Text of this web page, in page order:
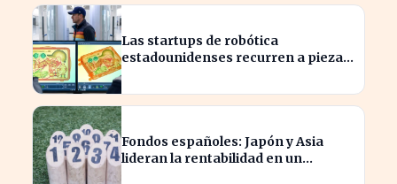
Las startups de robótica
estadounidenses recurren a piezas
Fondos españoles: Japón y Asia
lideran la rentabilidad en un